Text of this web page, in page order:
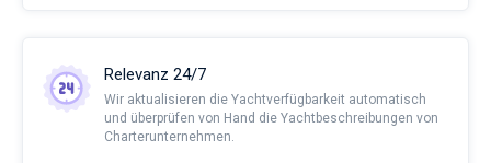
Relevanz 24/7
Wir aktualisieren die Yachtverfügbarkeit automatisch
und überprüfen von Hand die Yachtbeschreibungen von
Charterunternehmen.